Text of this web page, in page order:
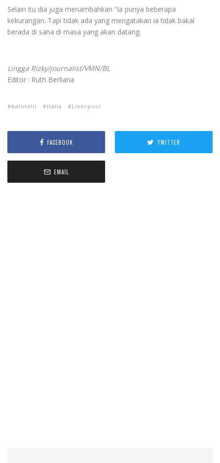
Selain itu dia juga menambahkan “Ia punya beberapa
kekurangan. Tapi tidak ada yang mengatakan ia tidak bakal
berada di sana di masa yang akan datang.
Lingga Rizky/journalist/VMN/BL
Editor : Ruth Berliana
balotelli italia Liverpool
FACEBOOK TWITTER
EMAIL